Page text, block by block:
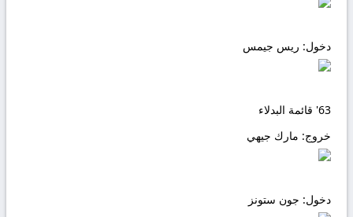
دخول: ريس جيمس
63' قائمة البدلاء
خروج: مارك جيهي
دخول: جون ستونز